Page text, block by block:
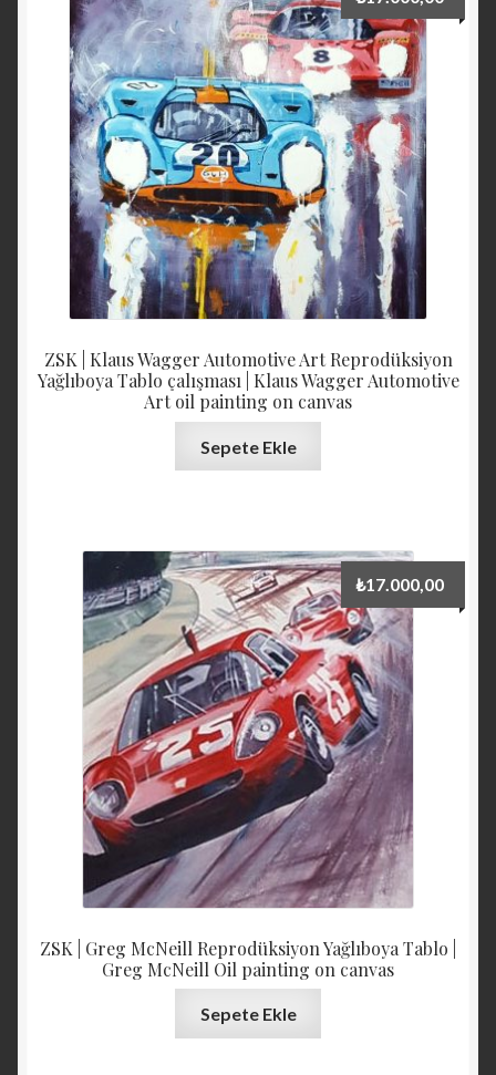
düşüğe
ZSK | Klaus Wagger Automotive Art Reprodüksiyon
Yağlıboya Tablo çalışması | Klaus Wagger Automotive
Art oil painting on canvas
Sepete Ekle
ZSK | Greg McNeill Reprodüksiyon Yağlıboya Tablo |
Greg McNeill Oil painting on canvas
₺17.000,00
Sepete Ekle